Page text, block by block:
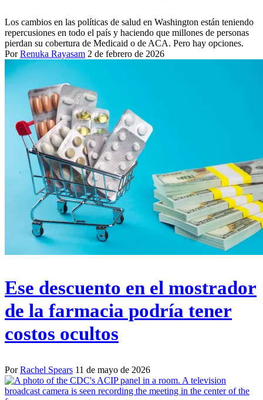
Los cambios en las políticas de salud en Washington están teniendo
repercusiones en todo el país y haciendo que millones de personas
pierdan su cobertura de Medicaid o de ACA. Pero hay opciones.
PorRenuka Rayasam 2 de febrero de 2026
Ese descuento en el mostrador
de la farmacia podría tener
costos ocultos
PorRachel Spears 11 de mayo de 2026